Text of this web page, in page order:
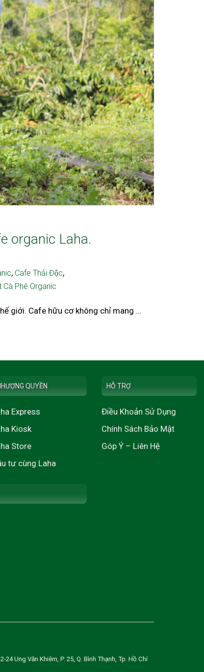
organic Laha.
, Cafe Thải Độc,
Cà Phê Organic
giới. Cafe hữu cơ không chỉ mang …
QUYỀN
Express
Kiosk
Store
tư cùng Laha
HỖ TRỢ
Điều Khoản Sử Dụng
Chính Sách Bảo Mật
Góp Ý – Liên Hệ
Ung Văn Khiêm, P. 25, Q. Bình Thạnh, Tp. Hồ Chí